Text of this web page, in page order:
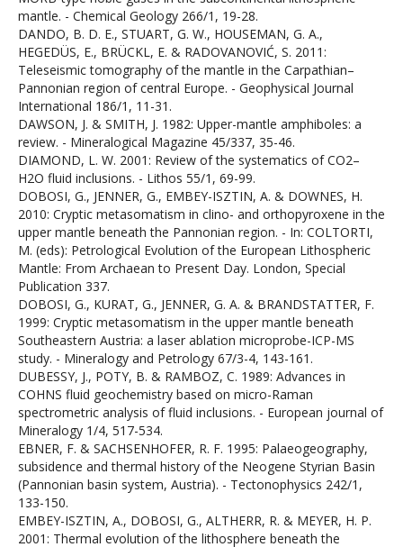
mantle. - Chemical Geology 266/1, 19-28.
DANDO, B. D. E., STUART, G. W., HOUSEMAN, G. A.,
HEGEDÜS, E., BRÜCKL, E. & RADOVANOVIĆ, S. 2011:
Teleseismic tomography of the mantle in the Carpathian–
Pannonian region of central Europe. - Geophysical Journal
International 186/1, 11-31.
DAWSON, J. & SMITH, J. 1982: Upper-mantle amphiboles: a
review. - Mineralogical Magazine 45/337, 35-46.
DIAMOND, L. W. 2001: Review of the systematics of CO2–
H2O fluid inclusions. - Lithos 55/1, 69-99.
DOBOSI, G., JENNER, G., EMBEY-ISZTIN, A. & DOWNES, H.
2010: Cryptic metasomatism in clino- and orthopyroxene in the
upper mantle beneath the Pannonian region. - In: COLTORTI,
M. (eds): Petrological Evolution of the European Lithospheric
Mantle: From Archaean to Present Day. London, Special
Publication 337.
DOBOSI, G., KURAT, G., JENNER, G. A. & BRANDSTATTER, F.
1999: Cryptic metasomatism in the upper mantle beneath
Southeastern Austria: a laser ablation microprobe-ICP-MS
study. - Mineralogy and Petrology 67/3-4, 143-161.
DUBESSY, J., POTY, B. & RAMBOZ, C. 1989: Advances in
COHNS fluid geochemistry based on micro-Raman
spectrometric analysis of fluid inclusions. - European journal of
Mineralogy 1/4, 517-534.
EBNER, F. & SACHSENHOFER, R. F. 1995: Palaeogeography,
subsidence and thermal history of the Neogene Styrian Basin
(Pannonian basin system, Austria). - Tectonophysics 242/1,
133-150.
EMBEY-ISZTIN, A., DOBOSI, G., ALTHERR, R. & MEYER, H. P.
2001: Thermal evolution of the lithosphere beneath the